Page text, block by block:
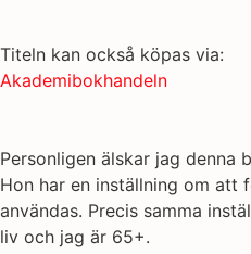
Titeln kan också köpas via:
Akademibokhandeln
Personligen älskar jag denna
Hon har en inställning om att
användas. Precis samma
liv och jag är 65+.